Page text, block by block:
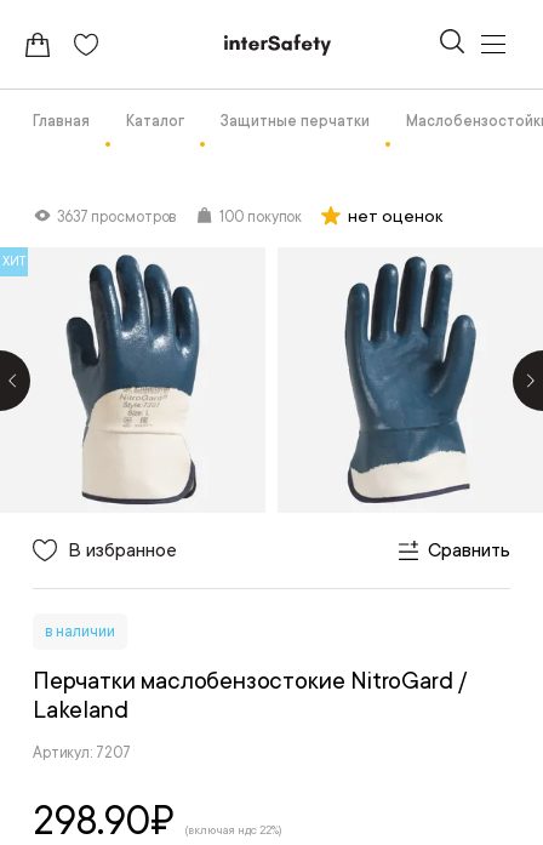
Главная Каталог Защитные перчатки
3637 просмотров 100 покупок нет оценок
ХИТ
В избранное Сравнить
в наличии
Перчатки маслобензостокие NitroGard /
Lakeland
Артикул: 7207
298.90₽ (включая ндс 22%)